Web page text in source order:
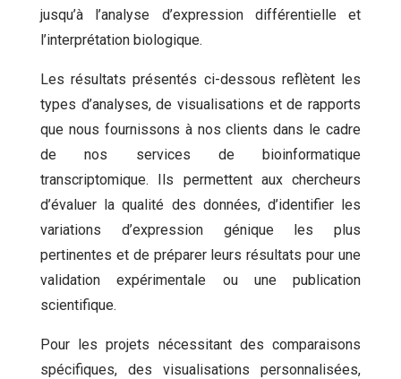
jusqu’à l’analyse d’expression différentielle et
l’interprétation biologique.
Les résultats présentés ci-dessous reflètent les
types d’analyses, de visualisations et de rapports
que nous fournissons à nos clients dans le cadre
de nos services de bioinformatique
transcriptomique. Ils permettent aux chercheurs
d’évaluer la qualité des données, d’identifier les
variations d’expression génique les plus
pertinentes et de préparer leurs résultats pour une
validation expérimentale ou une publication
scientifique.
Pour les projets nécessitant des comparaisons
spécifiques, des visualisations personnalisées,